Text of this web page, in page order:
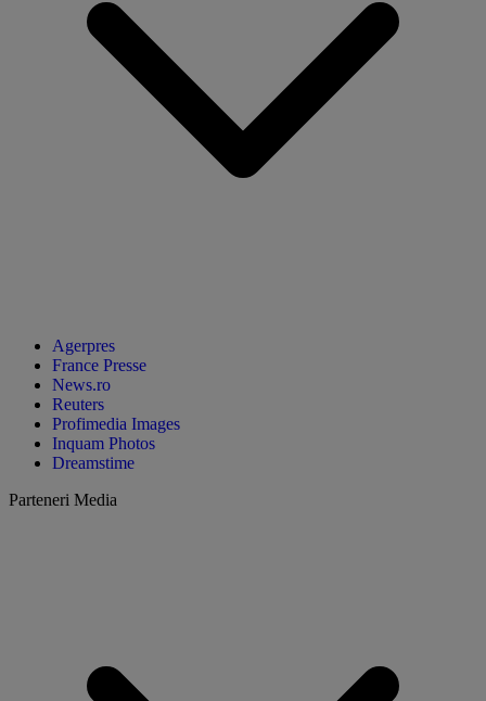
Agerpres
France Presse
News.ro
Reuters
Profimedia Images
Inquam Photos
Dreamstime
Parteneri Media